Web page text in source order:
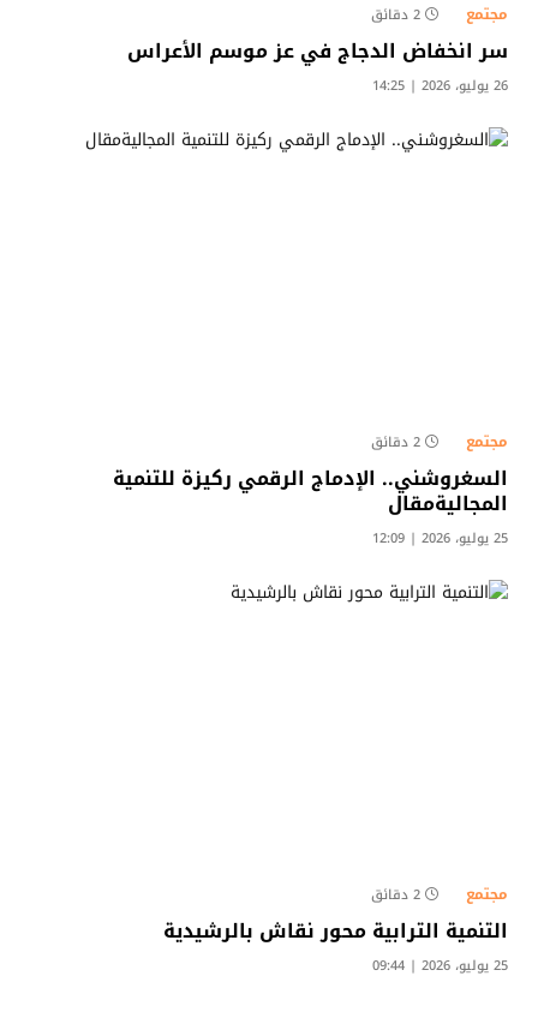
مجتمع 2 دقائق
سر انخفاض الدجاج في عز موسم الأعراس
26 يوليو، 2026 | 14:25
مجتمع 2 دقائق
السغروشني.. الإدماج الرقمي ركيزة للتنمية
المجاليةمقال
25 يوليو، 2026 | 12:09
مجتمع 2 دقائق
التنمية الترابية محور نقاش بالرشيدية
25 يوليو، 2026 | 09:44